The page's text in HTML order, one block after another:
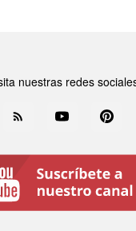
nuestras redes
Rss YouTube